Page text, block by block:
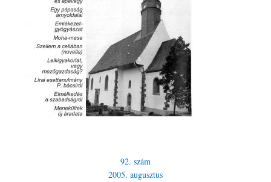
92. szám
2005. augusztus